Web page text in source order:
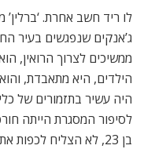
לו ריד חשב אחרת. ‘ברלין’
ג’אנקים שנפגשים בעיר
ממשיכים לצרוך הרואין,
הילדים, היא מתאבדת,
היה עשיר בתזמורים של
לסיפור המסגרת הייתה
בן 23, לא הצליח